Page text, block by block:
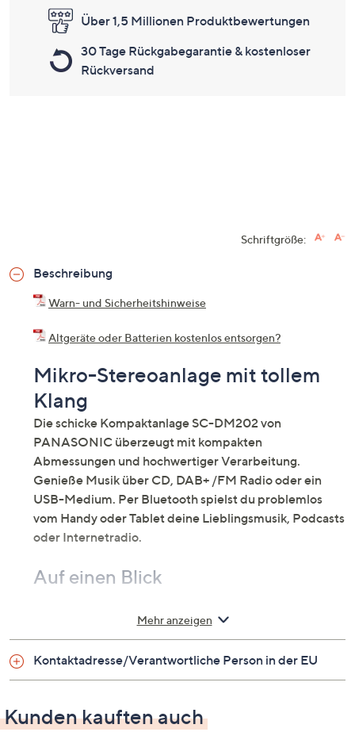
Über 1,5 Millionen Produktbewertungen
30 Tage Rückgabegarantie & kostenloser
Rückversand
Schriftgröße:
Beschreibung
Warn- und Sicherheitshinweise
Altgeräte oder Batterien kostenlos entsorgen?
Mikro-Stereoanlage mit tollem
Klang
Die schicke Kompaktanlage SC-DM202 von
PANASONIC überzeugt mit kompakten
Abmessungen und hochwertiger Verarbeitung.
Genieße Musik über CD, DAB+ /FM Radio oder ein
USB-Medium. Per Bluetooth spielst du problemlos
vom Handy oder Tablet deine Lieblingsmusik, Podcasts
oder Internetradio.
Auf einen Blick
DAB+ /FM Radio (je 30 Stationsspeicher)
USB- und AUX-Eingang
Bluetooth 5.0
Farbdisplay
Mehr anzeigen
Kontaktadresse/Verantwortliche Person in der EU
Kunden kauften auch